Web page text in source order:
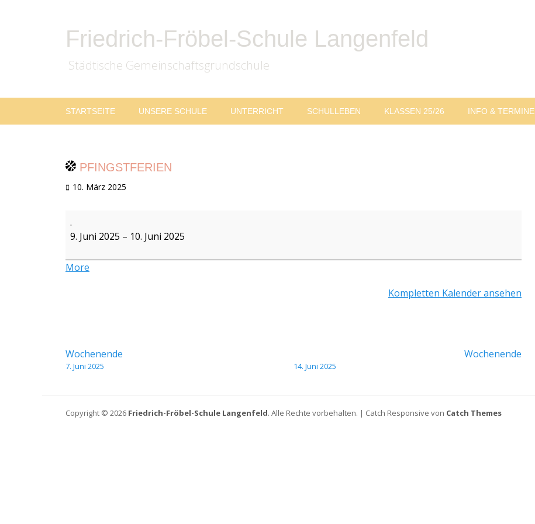
Friedrich-Fröbel-Schule Langenfeld
Städtische Gemeinschaftsgrundschule
Primäres
Menü
Inhalt
STARTSEITE UNSERE SCHULE UNTERRICHT SCHULLEBEN KLASSEN 25/26 INFO & TERMINE
PFINGSTFERIEN
Veröffentlicht
10. März 2025
.
9. Juni 2025 – 10. Juni 2025
More
Kompletten Kalender ansehen
Beitragsnavigation
Wochenende
7. Juni 2025
Wochenende
14. Juni 2025
Copyright © 2026 Friedrich-Fröbel-Schule Langenfeld. Alle Rechte vorbehalten. | Catch Responsive von Catch Themes